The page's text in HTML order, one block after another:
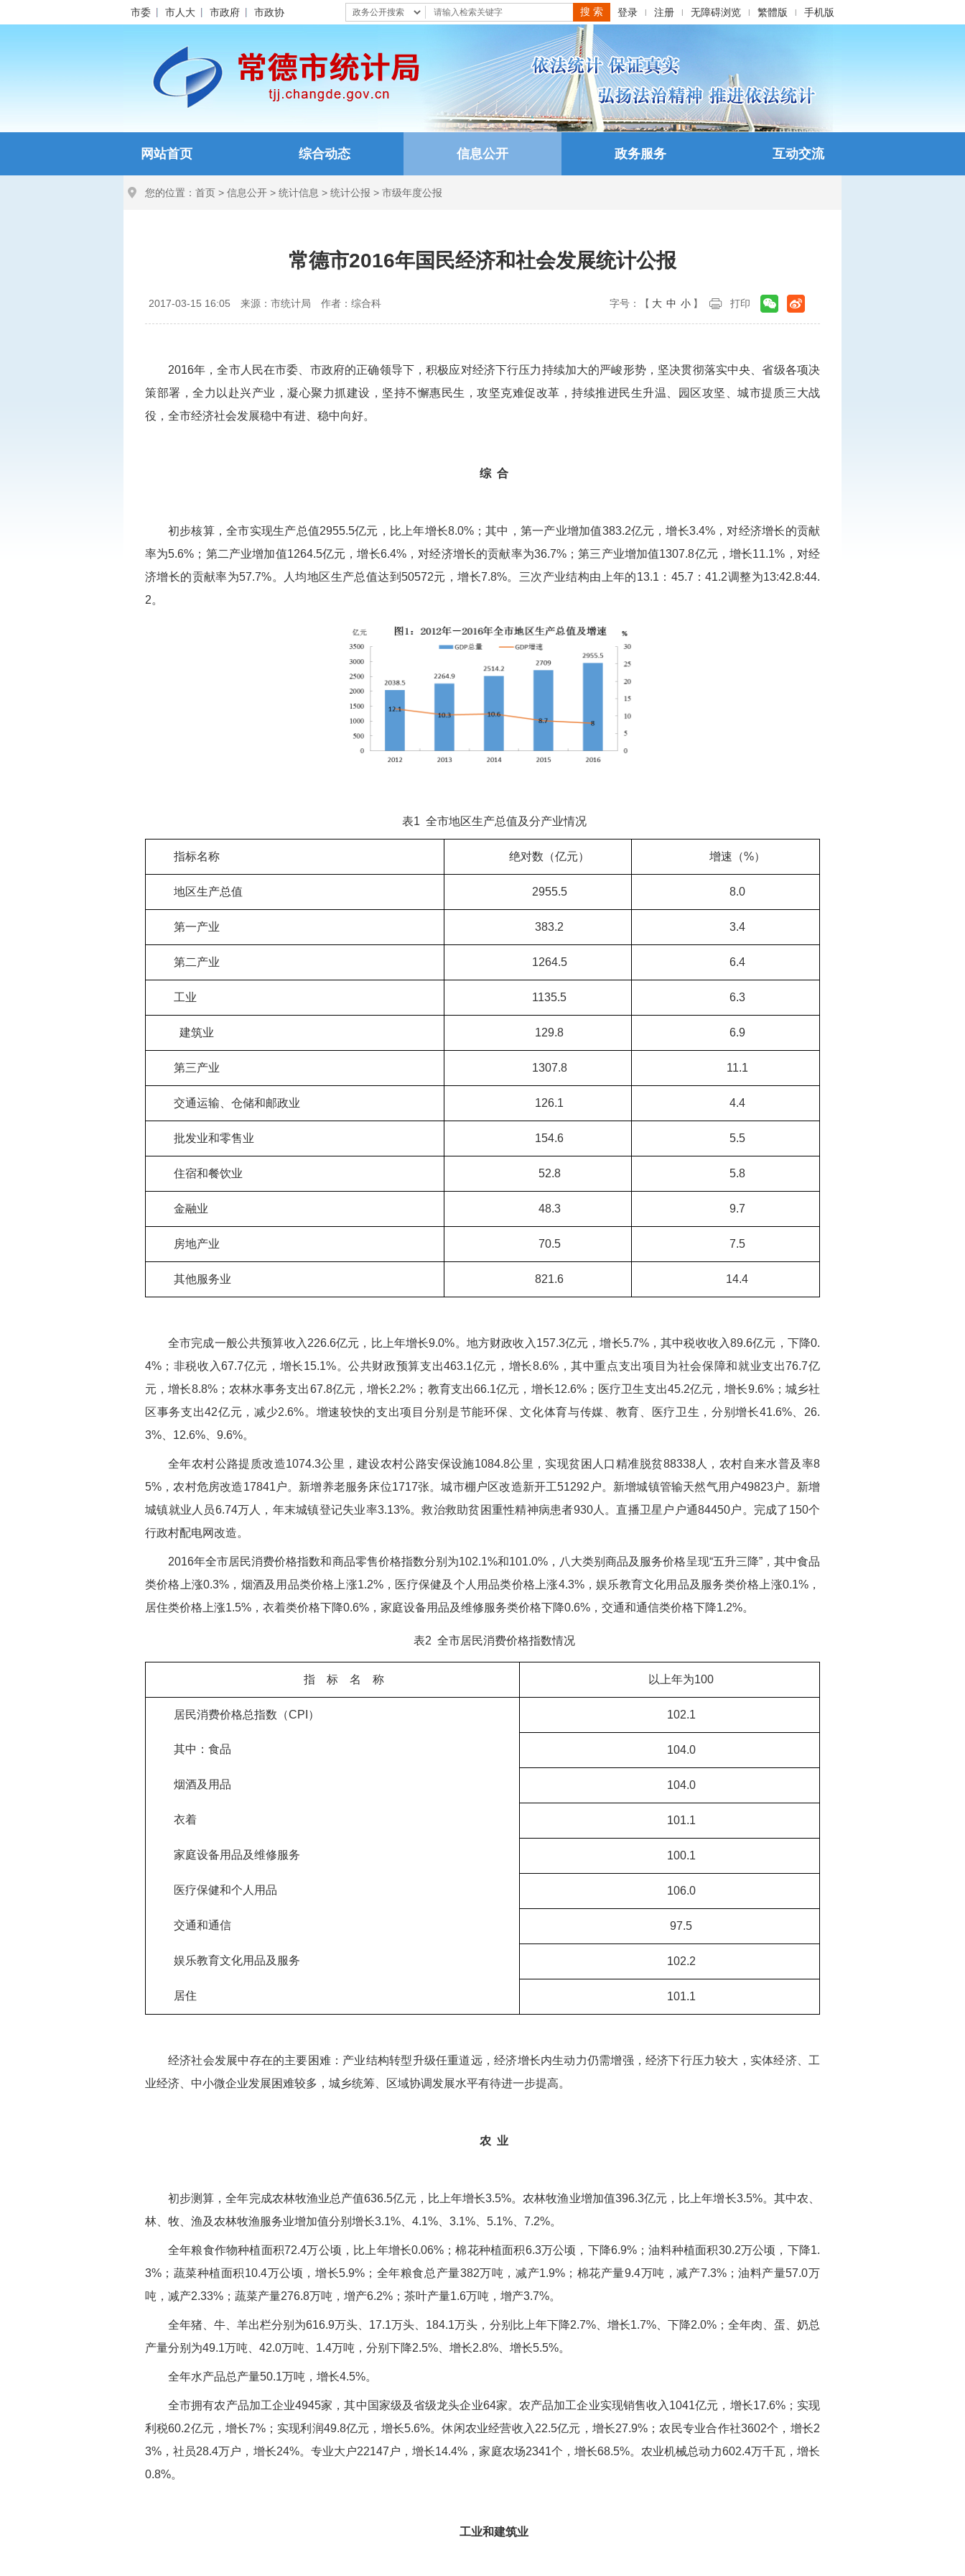
市委 市人大 市政府 市政协 登录 | 注册 | 无障碍浏览 | 繁體版 | 手机版
网站首页 综合动态 信息公开 政务服务 互动交流
您的位置： 首页 > 信息公开 > 统计信息 > 统计公报 > 市级年度公报
常德市2016年国民经济和社会发展统计公报
2017-03-15 16:05 来源：市统计局 作者：综合科 字号：【 大 中 小 】 打印
2016年，全市人民在市委、市政府的正确领导下，积极应对经济下行压力持续加大的严峻形势，坚决贯彻落实中央、省级各项决
策部署，全力以赴兴产业，凝心聚力抓建设，坚持不懈惠民生，攻坚克难促改革，持续推进民生升温、园区攻坚、城市提质三大战
役，全市经济社会发展稳中有进、稳中向好。
综 合
初步核算，全市实现生产总值2955.5亿元，比上年增长8.0%；其中，第一产业增加值383.2亿元，增长3.4%，对经济增长的贡献
率为5.6%；第二产业增加值1264.5亿元，增长6.4%，对经济增长的贡献率为36.7%；第三产业增加值1307.8亿元，增长11.1%，对经
济增长的贡献率为57.7%。人均地区生产总值达到50572元，增长7.8%。三次产业结构由上年的13.1：45.7：41.2调整为13:42.8:44.
2。
表1 全市地区生产总值及分产业情况
指标名称 绝对数（亿元） 增速（%）
地区生产总值 2955.5 8.0
第一产业 383.2 3.4
第二产业 1264.5 6.4
工业 1135.5 6.3
建筑业 129.8 6.9
第三产业 1307.8 11.1
交通运输、仓储和邮政业 126.1 4.4
批发业和零售业 154.6 5.5
住宿和餐饮业 52.8 5.8
金融业 48.3 9.7
房地产业 70.5 7.5
其他服务业 821.6 14.4
全市完成一般公共预算收入226.6亿元，比上年增长9.0%。地方财政收入157.3亿元，增长5.7%，其中税收收入89.6亿元，下降0.
4%；非税收入67.7亿元，增长15.1%。公共财政预算支出463.1亿元，增长8.6%，其中重点支出项目为社会保障和就业支出76.7亿
元，增长8.8%；农林水事务支出67.8亿元，增长2.2%；教育支出66.1亿元，增长12.6%；医疗卫生支出45.2亿元，增长9.6%；城乡社
区事务支出42亿元，减少2.6%。增速较快的支出项目分别是节能环保、文化体育与传媒、教育、医疗卫生，分别增长41.6%、26.
3%、12.6%、9.6%。
全年农村公路提质改造1074.3公里，建设农村公路安保设施1084.8公里，实现贫困人口精准脱贫88338人，农村自来水普及率8
5%，农村危房改造17841户。新增养老服务床位1717张。城市棚户区改造新开工51292户。新增城镇管输天然气用户49823户。新增
城镇就业人员6.74万人，年末城镇登记失业率3.13%。救治救助贫困重性精神病患者930人。直播卫星户户通84450户。完成了150个
行政村配电网改造。
2016年全市居民消费价格指数和商品零售价格指数分别为102.1%和101.0%，八大类别商品及服务价格呈现“五升三降”，其中食品
类价格上涨0.3%，烟酒及用品类价格上涨1.2%，医疗保健及个人用品类价格上涨4.3%，娱乐教育文化用品及服务类价格上涨0.1%，
居住类价格上涨1.5%，衣着类价格下降0.6%，家庭设备用品及维修服务类价格下降0.6%，交通和通信类价格下降1.2%。
表2 全市居民消费价格指数情况
指 标 名 称 以上年为100
居民消费价格总指数（CPI） 102.1
其中：食品 104.0
烟酒及用品 104.0
衣着 101.1
家庭设备用品及维修服务 100.1
医疗保健和个人用品 106.0
交通和通信 97.5
娱乐教育文化用品及服务 102.2
居住 101.1
经济社会发展中存在的主要困难：产业结构转型升级任重道远，经济增长内生动力仍需增强，经济下行压力较大，实体经济、工
业经济、中小微企业发展困难较多，城乡统筹、区域协调发展水平有待进一步提高。
农 业
初步测算，全年完成农林牧渔业总产值636.5亿元，比上年增长3.5%。农林牧渔业增加值396.3亿元，比上年增长3.5%。其中农、
林、牧、渔及农林牧渔服务业增加值分别增长3.1%、4.1%、3.1%、5.1%、7.2%。
全年粮食作物种植面积72.4万公顷，比上年增长0.06%；棉花种植面积6.3万公顷，下降6.9%；油料种植面积30.2万公顷，下降1.
3%；蔬菜种植面积10.4万公顷，增长5.9%；全年粮食总产量382万吨，减产1.9%；棉花产量9.4万吨，减产7.3%；油料产量57.0万
吨，减产2.33%；蔬菜产量276.8万吨，增产6.2%；茶叶产量1.6万吨，增产3.7%。
全年猪、牛、羊出栏分别为616.9万头、17.1万头、184.1万头，分别比上年下降2.7%、增长1.7%、下降2.0%；全年肉、蛋、奶总
产量分别为49.1万吨、42.0万吨、1.4万吨，分别下降2.5%、增长2.8%、增长5.5%。
全年水产品总产量50.1万吨，增长4.5%。
全市拥有农产品加工企业4945家，其中国家级及省级龙头企业64家。农产品加工企业实现销售收入1041亿元，增长17.6%；实现
利税60.2亿元，增长7%；实现利润49.8亿元，增长5.6%。休闲农业经营收入22.5亿元，增长27.9%；农民专业合作社3602个，增长2
3%，社员28.4万户，增长24%。专业大户22147户，增长14.4%，家庭农场2341个，增长68.5%。农业机械总动力602.4万千瓦，增长
0.8%。
工业和建筑业